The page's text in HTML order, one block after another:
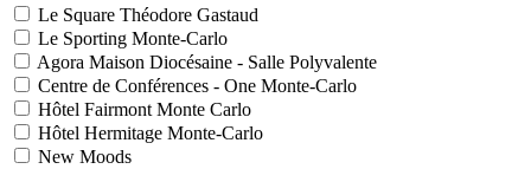
Le Square Théodore Gastaud
Le Sporting Monte-Carlo
Agora Maison Diocésaine - Salle Polyvalente
Centre de Conférences - One Monte-Carlo
Hôtel Fairmont Monte Carlo
Hôtel Hermitage Monte-Carlo
New Moods